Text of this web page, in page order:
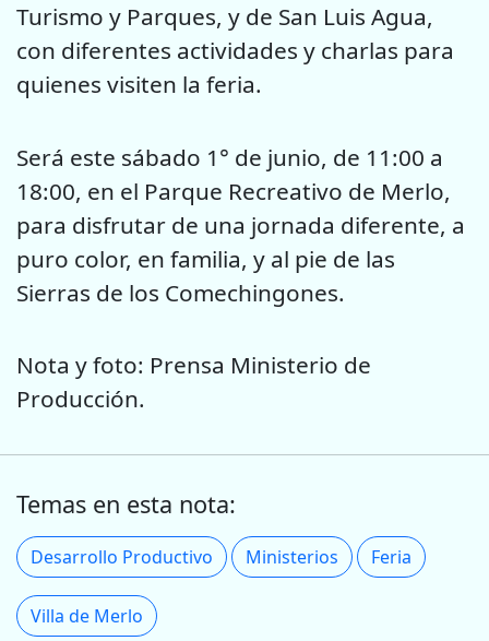
Turismo y Parques, y de San Luis Agua,
con diferentes actividades y charlas para
quienes visiten la feria.
Será este sábado 1° de junio, de 11:00 a
18:00, en el Parque Recreativo de Merlo,
para disfrutar de una jornada diferente, a
puro color, en familia, y al pie de las
Sierras de los Comechingones.
Nota y foto: Prensa Ministerio de
Producción.
Temas en esta nota:
Desarrollo Productivo Ministerios Feria
Villa de Merlo